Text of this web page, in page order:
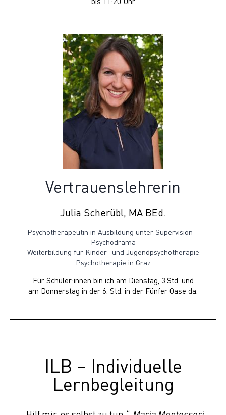
Vertrauenslehrerin
Julia Scherübl, MA BEd.
Psychotherapeutin in Ausbildung unter Supervision –
Psychodrama
Weiterbildung für Kinder- und Jugendpsychotherapie
Psychotherapie in Graz
Für Schüler:innen bin ich am Dienstag, 3.Std. und
am Donnerstag in der 6. Std. in der Fünfer Oase da.
ILB – Individuelle
Lernbegleitung